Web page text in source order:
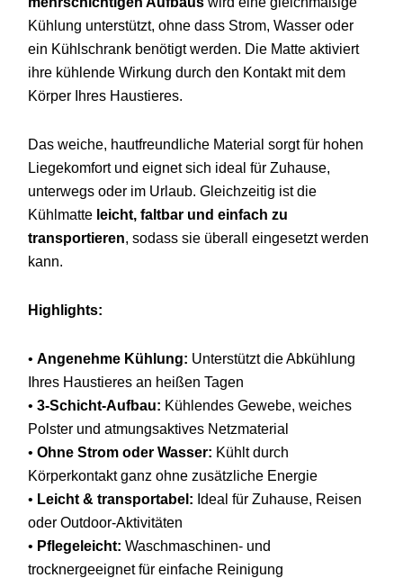
Kühlung unterstützt, ohne dass Strom, Wasser oder
ein Kühlschrank benötigtwerden. Die Matte aktiviert
ihre kühlende Wirkung durch den Kontakt mitdem
Körper Ihres Haustieres.
Das weiche, hautfreundliche Material sorgtfür hohen
Liegekomfort und eignetsich ideal für Zuhause,
unterwegs oder im Urlaub. Gleichzeitig istdie
Kühlmatte leicht, faltbar und einfach zu
transportieren, sodass sie überall eingesetztwerden
kann.
Highlights:
• Angenehme Kühlung: UnterstütztdieAbkühlung
Ihres Haustieres an heißen Tagen
• 3-Schicht-Aufbau: Kühlendes Gewebe, weiches
Polster und atmungsaktives Netzmaterial
• Ohne Strom oder Wasser: Kühltdurch
Körperkontaktganz ohne zusätzliche Energie
• Leicht & transportabel: Ideal für Zuhause, Reisen
oder Outdoor-Aktivitäten
• Pflegeleicht: Waschmaschinen- und
trocknergeeignetfür einfache Reinigung